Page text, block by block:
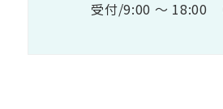
受付/9:00 ～ 18:00 （